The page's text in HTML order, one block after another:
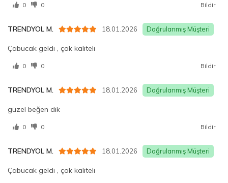
0 0 Bildir
TRENDYOL M. 18.01.2026 Doğrulanmış Müşteri
Çabucak geldi , çok kaliteli
0 0 Bildir
TRENDYOL M. 18.01.2026 Doğrulanmış Müşteri
güzel beğen dik
0 0 Bildir
TRENDYOL M. 18.01.2026 Doğrulanmış Müşteri
Çabucak geldi , çok kaliteli